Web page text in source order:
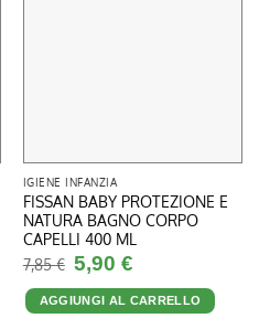
IGIENE INFANZIA
FISSAN BABY PROTEZIONE E
NATURA BAGNO CORPO
CAPELLI 400 ML
7,85€ Il
prezzo
originale
era:
7,85 €.
5,90 €Il
prezzo
attuale
è:
5,90 €.
AGGIUNGI AL CARRELLO